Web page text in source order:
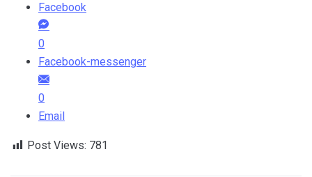
Facebook
0
Facebook-messenger
0
Email
Post Views: 781